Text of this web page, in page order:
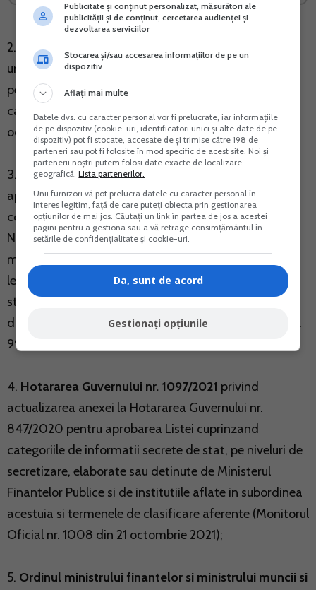
2. Ordinul ministrului finantelor nr.1240/2021
unele prevederi aplicabile persoanelor care opteaza
pentru un exercitiu financiar diferit de anul
calendaristic (Monitorul Oficial nr. 999 din 20
octombrie 2021);
3. Ordinul ministrului finantelor nr.1233/2021
aprobarea Procedurii de indrumare si asistenta a
contribuabililor/platitorilor, acordate de catre Agentia
Nationala de Administrare Fiscala, si de coordonare
metodologica a activitatii de aplicare unitara a
legislatiei fiscale si procedural fiscale desfasurate de
structurile de asistenta contribuabili, precum si in
domeniul tehnologiei informatiei (Monitorul Oficial nr.
998 din 19 octombrie 2021);
4. Hotararea Guvernului nr. 1097/2021 privind
actualizarea anexei la Hotararea Guvernului nr.
847/2020 pentru aprobarea Listei cuprinzand
categoriile de informatii secrete de stat, pe niveluri de
secretizare, elaborate sau detinute de Ministerul
Finantelor Publice si de institutiile aflate in subordinea
acestuia si termenele de clasificare aferente (Monitorul
Oficial nr. 1008 din 21 octombrie 2021);
5. Ordinul ministrului finantelor si ministrului muncii si
Publicitate și conținut personalizat, măsurători ale
publicității și de conținut, cercetarea audienței și
dezvoltarea serviciilor
Stocarea și/sau accesarea informațiilor de pe un
dispozitiv
Aflați mai multe
Datele dvs. cu caracter personal vor fi prelucrate, iar informațiile
de pe dispozitiv (cookie-uri, identificatori unici și alte date de pe
dispozitiv) pot fi stocate, accesate de și trimise către 198 de
parteneri sau pot fi folosite în mod specific de acest site. Noi și
partenerii noștri putem folosi date exacte de localizare
geografică.Lista partenerilor.
Unii furnizori vă pot prelucra datele cu caracter personal în
interes legitim, față de care puteți obiecta prin gestionarea
opțiunilor de mai jos. Căutați un link în partea de jos a acestei
pagini pentru a gestiona sau a vă retrage consimțământul în
setările de confidențialitate și cookie-uri.
Da, sunt de acord
Gestionați opțiunile